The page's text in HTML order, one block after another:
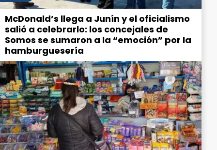
McDonald’s llega a Junín y el oficialismo
salió a celebrarlo: los concejales de
Somos se sumaron a la “emoción” por la
hamburguesería